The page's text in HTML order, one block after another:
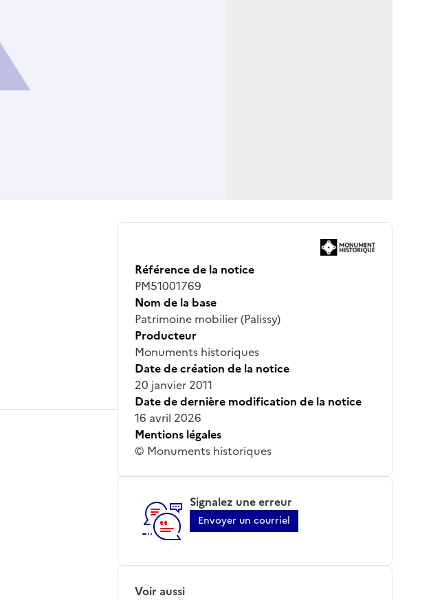
Référence de la notice
PM51001769
Nom de la base
Patrimoine mobilier (Palissy)
Producteur
Monuments historiques
Date de création de la notice
20 janvier 2011
Date de dernière modification de la notice
16 avril 2026
Mentions légales
© Monuments historiques
Signalez une erreur
Envoyer un courriel
Voir aussi